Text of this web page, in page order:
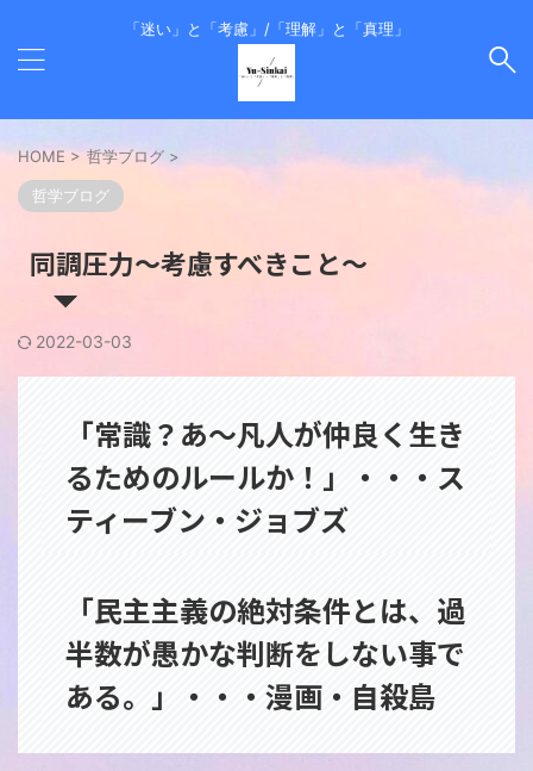
「迷い」と「考慮」/「理解」と「真理」
HOME > 哲学ブログ >
哲学ブログ
同調圧力～考慮すべきこと～
2022-03-03
「常識？あ～凡人が仲良く生き
るためのルールか！」・・・ス
ティーブン・ジョブズ
「民主主義の絶対条件とは、過
半数が愚かな判断をしない事で
ある。」・・・漫画・自殺島